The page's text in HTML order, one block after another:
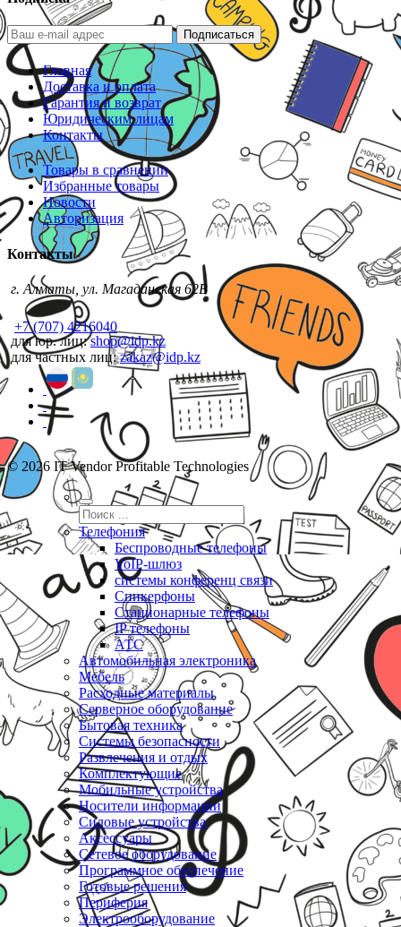
Подписаться
Главная
Доставка и оплата
Гарантия и возврат
Юридическим лицам
Контакты
Товары в сравнении
Избранные товары
Новости
Авторизация
Контакты
г. Алматы, ул. Магаданская 62В
+7 (707) 4216040
для юр. лиц:shop@idp.kz
для частных лиц:zakaz@idp.kz
© 2026 IT Vendor Profitable Technologies
Телефония
Беспроводные телефоны
VoIP-шлюз
системы конференц связи
Спикерфоны
Стационарные телефоны
IP телефоны
АТС
Автомобильная электроника
Мебель
Расходные материалы
Серверное оборудование
Бытовая техника
Системы безопасности
Развлечения и отдых
Комплектующие
Мобильные устройства
Носители информации
Силовые устройства
Аксессуары
Сетевое оборудование
Программное обеспечение
Готовые решения
Периферия
Электрооборудование